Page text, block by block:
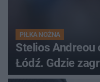
PIŁKA NOŻNA
Stelios Andreou
Łódź. Gdzie